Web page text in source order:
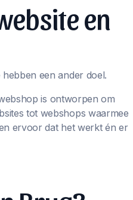
en
een ander doel.
is ontworpen om
tot webshops waarmee
ervoor dat het werkt én er